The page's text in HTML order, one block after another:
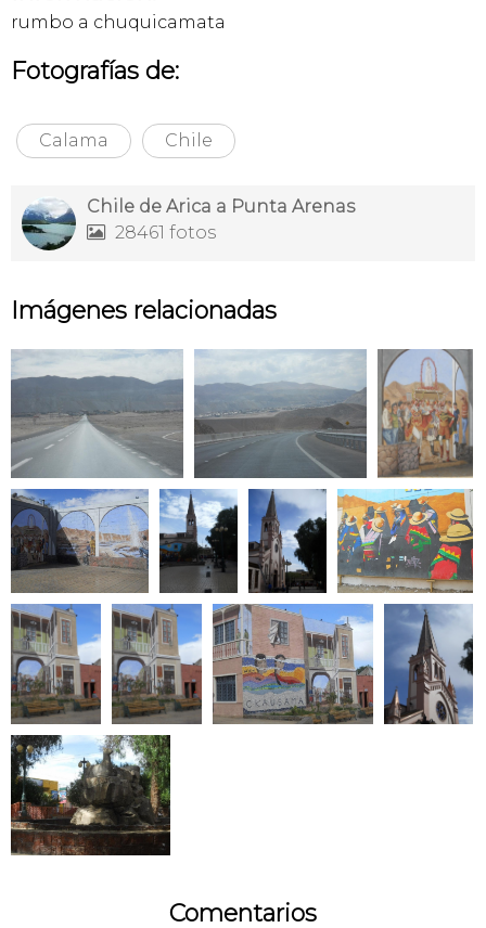
rumbo a chuquicamata
Fotografías de:
Calama Chile
Chile de Arica a Punta Arenas
 28461 fotos
Imágenes relacionadas
Comentarios